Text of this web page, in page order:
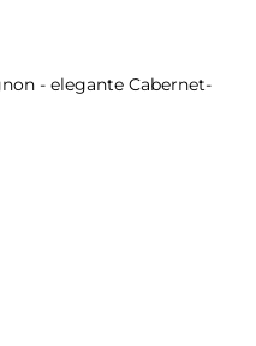
- elegante Cabernet-